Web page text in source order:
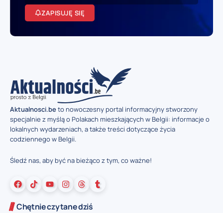
ZAPISUJĘ SIĘ
Aktualnosci.beto nowoczesny portal informacyjny stworzony
specjalnie z myślą o Polakach mieszkających w Belgii: informacje o
lokalnych wydarzeniach, a także treści dotyczące życia
codziennego w Belgii.
Śledź nas, aby być na bieżąco z tym, co ważne!
Chętnie czytane dziś